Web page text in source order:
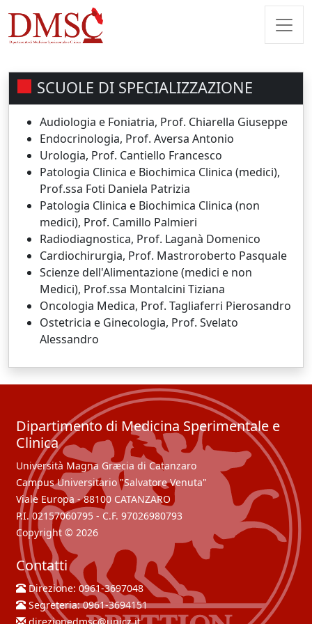
SCUOLE DI SPECIALIZZAZIONE
Audiologia e Foniatria, Prof. Chiarella Giuseppe
Endocrinologia, Prof. Aversa Antonio
Urologia, Prof. Cantiello Francesco
Patologia Clinica e Biochimica Clinica (medici),
Prof.ssa Foti Daniela Patrizia
Patologia Clinica e Biochimica Clinica (non
medici), Prof. Camillo Palmieri
Radiodiagnostica, Prof. Laganà Domenico
Cardiochirurgia, Prof. Mastroroberto Pasquale
Scienze dell'Alimentazione (medici e non
Medici), Prof.ssa Montalcini Tiziana
Oncologia Medica, Prof. Tagliaferri Pierosandro
Ostetricia e Ginecologia, Prof. Svelato
Alessandro
Dipartimento di Medicina Sperimentale e
Clinica
Università Magna Græcia di Catanzaro
Campus Universitario "Salvatore Venuta"
Viale Europa - 88100 CATANZARO
P.I. 02157060795 - C.F. 97026980793
Copyright © 2026
Contatti
Direzione:0961-3697048
Segreteria:0961-3694151